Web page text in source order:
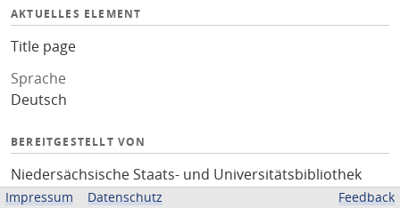
AKTUELLES ELEMENT
Title page
Sprache
Deutsch
BEREITGESTELLT VON
Niedersächsische Staats- und Universitätsbibliothek
Göttingen
Impressum Datenschutz Feedback